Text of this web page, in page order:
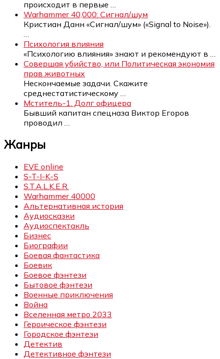
происходит в первые
Warhammer 40,000: Сигнал/шум
Кристиан Данн «Сигнал/шум» («Signal to Noise»).
Психология влияния
«Психологию влияния» знают и рекомендуют в
Совершая убийство, или Политическая экономия
прав животных
Нескончаемые задачи. Скажите
среднестатистическому
Мститель-1. Долг офицера
Бывший капитан спецназа Виктор Егоров
проводил
Жанры
EVE online
S-T-I-K-S
S.T.A.L.K.E.R.
Warhammer 40000
Альтернативная история
Аудиосказки
Аудиоспектакль
Бизнес
Биографии
Боевая фантастика
Боевик
Боевое фэнтези
Бытовое фэнтези
Военные приключения
Война
Вселенная метро 2033
Героическое фэнтези
Городское фэнтези
Детектив
Детективное фэнтези